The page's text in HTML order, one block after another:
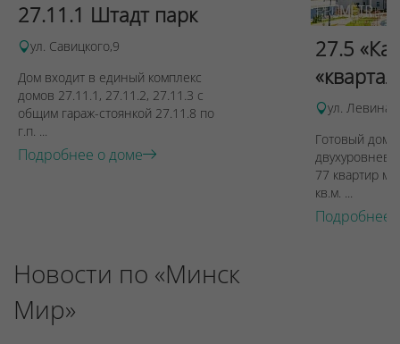
27.11.1 Штадт парк
ул. Савицкого,9
Дом входит в единый комплекс
домов 27.11.1, 27.11.2, 27.11.3 с
общим гараж-стоянкой 27.11.8 по
г.п. ...
Подробнее о доме
27.5
ул. Левина,
Готовый дом
77 квартир
кв.м. ...
Подробнее
Новости по «Минск
Мир»